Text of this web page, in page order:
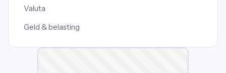
Valuta
Geld & belasting